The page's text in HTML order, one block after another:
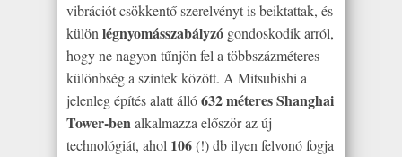
vibrációt csökkentő szerelvényt is beiktattak, és
különlégnyomásszabályzó gondoskodik arról,
hogy ne nagyon tűnjön fel a többszázméteres
különbség a szintek között. A Mitsubishi a
jelenleg építés alatt álló632 méteres Shanghai
Tower-benalkalmazza először az új
technológiát, ahol 106(!) db ilyen felvonó fogja